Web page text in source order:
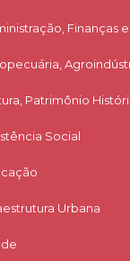
Finanças
Patrimônio
Social
Urbana